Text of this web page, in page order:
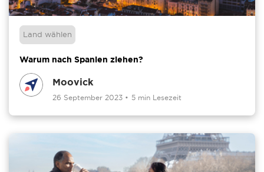
Land wählen
Warum nach Spanien ziehen?
Moovick
26 September 2023 • 5 min Lesezeit